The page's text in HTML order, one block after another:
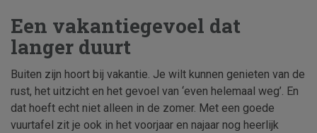
Een vakantiegevoel dat
langer duurt
Buiten zijn hoort bij vakantie. Je wilt kunnen genieten van de
rust, het uitzicht en het gevoel van ‘even helemaal weg’. En
dat hoeft echt niet alleen in de zomer. Met een goede
vuurtafel zit je ook in het voorjaar en najaar nog heerlijk